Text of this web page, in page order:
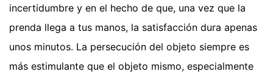
incertidumbre y en el hecho de que, una vez que la
prenda llega a tus manos, la satisfacción dura apenas
unos minutos. La persecución del objeto siempre es
más estimulante que el objeto mismo, especialmente